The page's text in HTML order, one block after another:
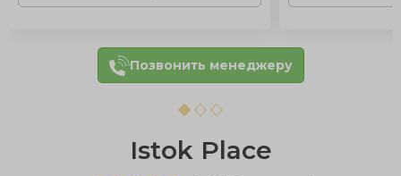
Позвонить менеджеру
Istok Place